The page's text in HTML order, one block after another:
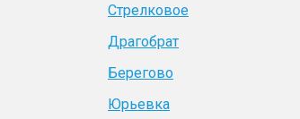
Стрелковое
Драгобрат
Берегово
Юрьевка